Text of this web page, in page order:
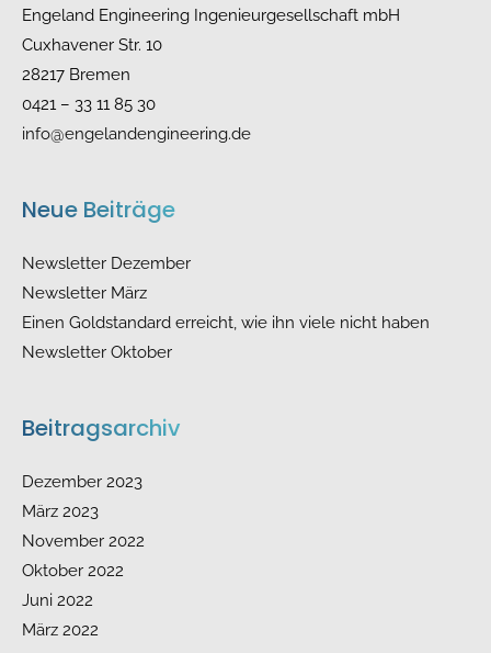
Engeland Engineering Ingenieurgesellschaft mbH
Cuxhavener Str. 10
28217 Bremen
0421 – 33 11 85 30
info@engelandengineering.de
Neue Beiträge
Newsletter Dezember
Newsletter März
Einen Goldstandard erreicht, wie ihn viele nicht haben
Newsletter Oktober
Beitragsarchiv
Dezember 2023
März 2023
November 2022
Oktober 2022
Juni 2022
März 2022